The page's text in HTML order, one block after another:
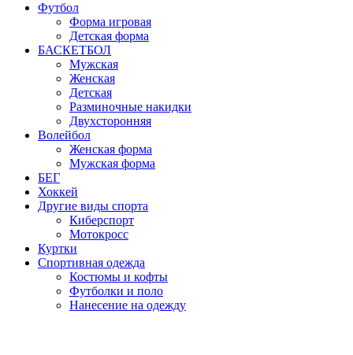
Футбол
Форма игровая
Детская форма
БАСКЕТБОЛ
Мужская
Женская
Детская
Разминочные накидки
Двухсторонняя
Волейбол
Женская форма
Мужская форма
БЕГ
Хоккей
Другие виды спорта
Киберспорт
Мотокросс
Куртки
Спортивная одежда
Костюмы и кофты
Футболки и поло
Нанесение на одежду